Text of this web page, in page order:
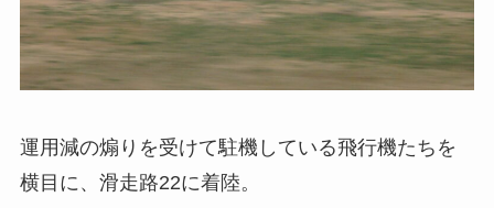
運用減の煽りを受けて駐機している飛行機たちを
横目に、滑走路22に着陸。